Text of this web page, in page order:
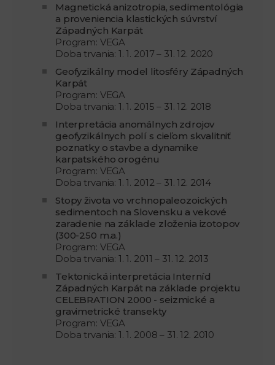
Magnetická anizotropia, sedimentológia
a proveniencia klastických súvrství
Západných Karpát
Program: VEGA
Doba trvania: 1. 1. 2017 – 31. 12. 2020
Geofyzikálny model litosféry Západných
Karpát
Program: VEGA
Doba trvania: 1. 1. 2015 – 31. 12. 2018
Interpretácia anomálnych zdrojov
geofyzikálnych polí s cieľom skvalitniť
poznatky o stavbe a dynamike
karpatského orogénu
Program: VEGA
Doba trvania: 1. 1. 2012 – 31. 12. 2014
Stopy života vo vrchnopaleozoických
sedimentoch na Slovensku a vekové
zaradenie na základe zloženia izotopov
(300-250 m.a.)
Program: VEGA
Doba trvania: 1. 1. 2011 – 31. 12. 2013
Tektonická interpretácia Interníd
Západných Karpát na základe projektu
CELEBRATION 2000 - seizmické a
gravimetrické transekty
Program: VEGA
Doba trvania: 1. 1. 2008 – 31. 12. 2010